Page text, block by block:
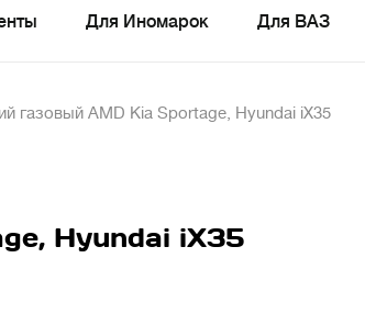
Для Иномарок Для ВАЗ
газовый AMD Kia Sportage, Hyundai iX35
Hyundai iX35